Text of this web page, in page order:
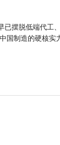
已摆脱低端代
国制造的硬核实